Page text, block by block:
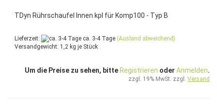
TDyn Rührschaufel Innen kpl für Komp100 - Typ B
Lieferzeit: ca. 3-4 Tage (Ausland abweichend)
Versandgewicht: 1,2 kg je Stück
Um die Preise zu sehen, bitte Registrieren oder Anmelden.
zzgl. 19% MwSt. zzgl. Versand